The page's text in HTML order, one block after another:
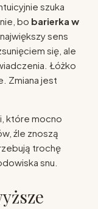
szuka
bo barierka w
sens
się, ale
Łóżko
Zmiana jest
które mocno
źle znoszą
trochę
snu.